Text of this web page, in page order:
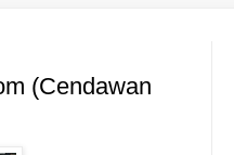
(Cendawan